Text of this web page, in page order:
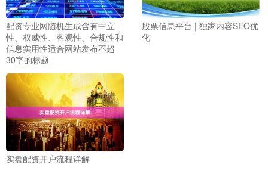
配资专业网随机生成含有中立
性、权威性、客观性、合规性和
信息实用性适合网站发布不超
30字的标题
股票信息平台 | 独家内容SEO优
化
实盘配资开户流程详解